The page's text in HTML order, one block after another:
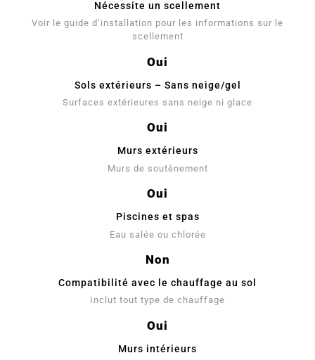
Nécessite un scellement
Voir le guide d’installation pour les informations sur le
scellement
Oui
Sols extérieurs – Sans neige/gel
Surfaces extérieures sans neige ni glace
Oui
Murs extérieurs
Murs de soutènement
Oui
Piscines et spas
Eau salée ou chlorée
Non
Compatibilité avec le chauffage au sol
Inclut tout type de chauffage
Oui
Murs intérieurs